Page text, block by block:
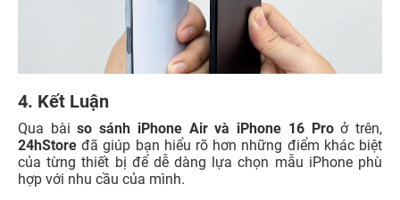
4. Kết Luận
Qua bàiso sánh iPhone Air và iPhone 16 Proở trên,
24hStore đã giúp bạn hiểu rõ hơn những điểm khác biệt
của từng thiết bị để dễ dàng lựa chọn mẫu iPhone phù
hợp với nhu cầu của mình.